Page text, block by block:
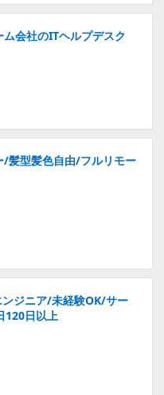
会社のITヘルプデスク
/髪型髪色自由/フルリモー
ンジニア/未経験OK/サー
120日以上